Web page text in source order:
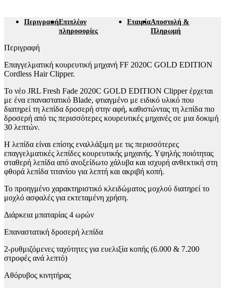
ΠεριγραφήΕπιπλέον
πληροφορίες
ΕταιρίαΑποστολή &
Πληρωμή
Περιγραφή
Επαγγελματική κουρευτική μηχανή FF 2020C GOLD EDITION
Cordless Hair Clipper.
Το νέο JRL Fresh Fade 2020C GOLD EDITION Clipper έρχεται
με ένα επαναστατικό Blade, φτιαγμένο με ειδικό υλικό που
διατηρεί τη λεπίδα δροσερή στην αφή, καθιστώντας τη λεπίδα πιο
δροσερή από τις περισσότερες κουρευτικές μηχανές σε μια δοκιμή
30 λεπτών.
Η λεπίδα είναι επίσης εναλλάξιμη με τις περισσότερες
επαγγελματικές λεπίδες κουρευτικής μηχανής. Υψηλής ποιότητας
σταθερή λεπίδα από ανοξείδωτο χάλυβα και ισχυρή ανθεκτική στη
φθορά λεπίδα τιτανίου για λεπτή και ακριβή κοπή.
Το προηγμένο χαρακτηριστικό κλειδώματος μοχλού διατηρεί το
μοχλό ασφαλές για εκτεταμένη χρήση.
Διάρκεια μπαταρίας 4 ωρών
Επαναστατική δροσερή λεπίδα
2-ρυθμιζόμενες ταχύτητες για ευελιξία κοπής (6.000 & 7.200
στροφές ανά λεπτό)
Αθόρυβος κινητήρας